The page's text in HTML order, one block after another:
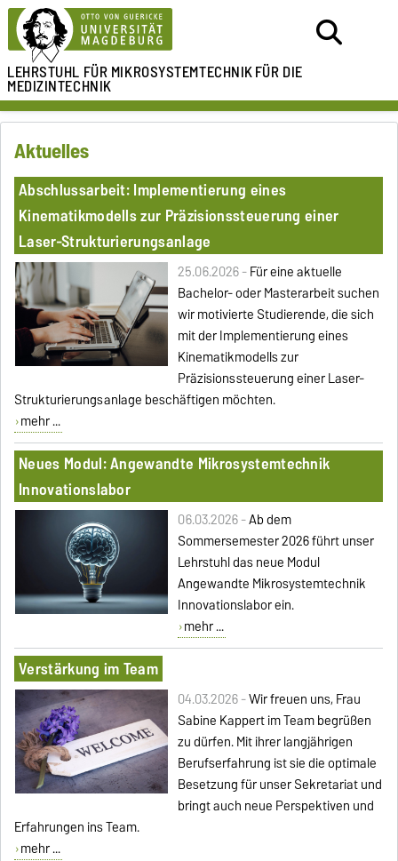
LEHRSTUHL FÜRMIKROSYSTEMTECHNIKFÜR DIE
MEDIZINTECHNIK
Aktuelles
Abschlussarbeit: Implementierung eines
Kinematikmodells zur Präzisionssteuerung einer
Laser-Strukturierungsanlage
25.06.2026 -Für eine aktuelle
Bachelor- oder Masterarbeit suchen
wir motivierte Studierende, die sich
mit derImplementierung eines
Kinematikmodells zur
Präzisionssteuerung einer Laser-
Strukturierungsanlage beschäftigen möchten.
mehr ...
Neues Modul: Angewandte Mikrosystemtechnik
Innovationslabor
06.03.2026 -Ab dem
Sommersemester 2026 führt unser
Lehrstuhl das neue Modul
Angewandte Mikrosystemtechnik
Innovationslabor ein.
mehr ...
Verstärkung im Team
04.03.2026 -Wir freuen uns, Frau
Sabine Kappert im Team begrüßen
zu dürfen. Mit ihrer langjährigen
Berufserfahrung ist sie die optimale
Besetzung für unser Sekretariat und
bringt auch neue Perspektiven und
Erfahrungen ins Team.
mehr ...